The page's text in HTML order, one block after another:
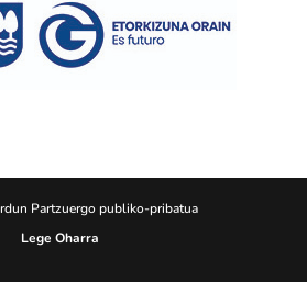
Partzuergo publiko-pribatua
Lege Oharra